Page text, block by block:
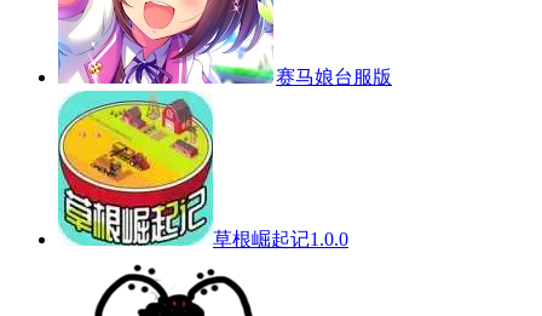
赛马娘台服版
草根崛起记1.0.0